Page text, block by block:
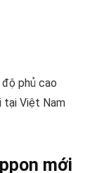
phủ cao
tại Việt Nam
mới